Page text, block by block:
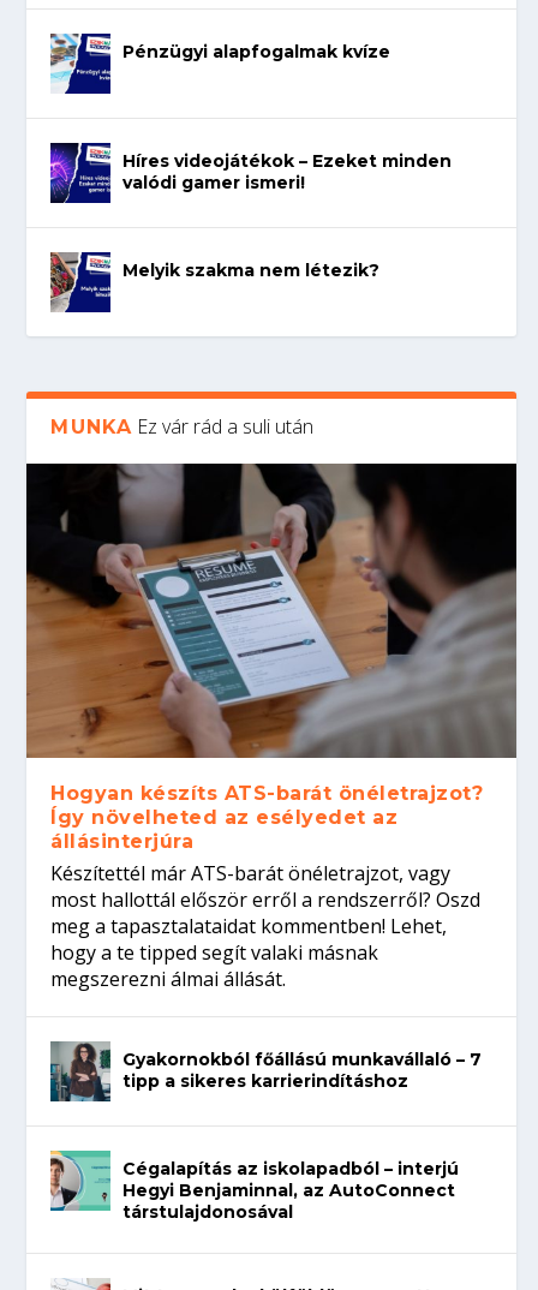
Pénzügyi alapfogalmak kvíze
Híres videojátékok – Ezeket minden
valódi gamer ismeri!
Melyik szakma nem létezik?
MUNKA Ez vár rád a suli után
Hogyan készíts ATS-barát önéletrajzot?
Így növelheted az esélyedet az
állásinterjúra
Készítettél már ATS-barát önéletrajzot, vagy
most hallottál először erről a rendszerről? Oszd
meg a tapasztalataidat kommentben! Lehet,
hogy a te tipped segít valaki másnak
megszerezni álmai állását.
Gyakornokból főállású munkavállaló – 7
tipp a sikeres karrierindításhoz
Cégalapítás az iskolapadból – interjú
Hegyi Benjaminnal, az AutoConnect
társtulajdonosával